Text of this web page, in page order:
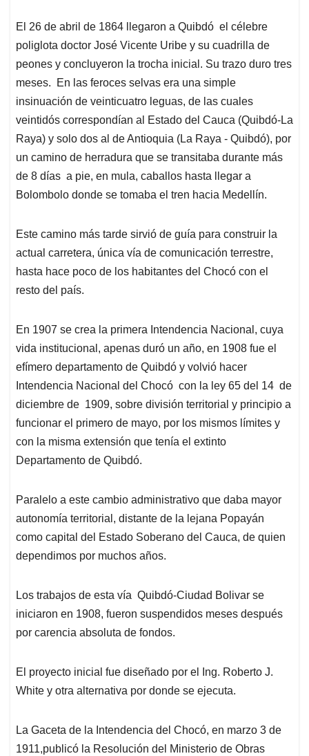
El 26 de abril de 1864 llegaron a Quibdó el célebre
poliglota doctor José Vicente Uribe y su cuadrilla de
peones y concluyeron la trocha inicial. Su trazo duro tres
meses. En las feroces selvas era una simple
insinuación de veinticuatro leguas, de las cuales
veintidós correspondían al Estado del Cauca (Quibdó-La
Raya) y solo dos al de Antioquia (La Raya - Quibdó), por
un camino de herradura que se transitaba durante más
de 8 días a pie, en mula, caballos hasta llegar a
Bolombolo donde se tomaba el tren hacia Medellín.
Este camino más tarde sirvió de guía para construir la
actual carretera, única vía de comunicación terrestre,
hasta hace poco de los habitantes del Chocó con el
resto del país.
En 1907 se crea la primera Intendencia Nacional, cuya
vida institucional, apenas duró un año, en 1908 fue el
efímero departamento de Quibdó y volvió hacer
Intendencia Nacional del Chocó con la ley 65 del 14 de
diciembre de 1909, sobre división territorial y principio a
funcionar el primero de mayo, por los mismos límites y
con la misma extensión que tenía el extinto
Departamento de Quibdó.
Paralelo a este cambio administrativo que daba mayor
autonomía territorial, distante de la lejana Popayán
como capital del Estado Soberano del Cauca, de quien
dependimos por muchos años.
Los trabajos de esta vía Quibdó-Ciudad Bolivar se
iniciaron en 1908, fueron suspendidos meses después
por carencia absoluta de fondos.
El proyecto inicial fue diseñado por el Ing. Roberto J.
White y otra alternativa por donde se ejecuta.
La Gaceta de la Intendencia del Chocó, en marzo 3 de
1911,publicó la Resolución del Ministerio de Obras